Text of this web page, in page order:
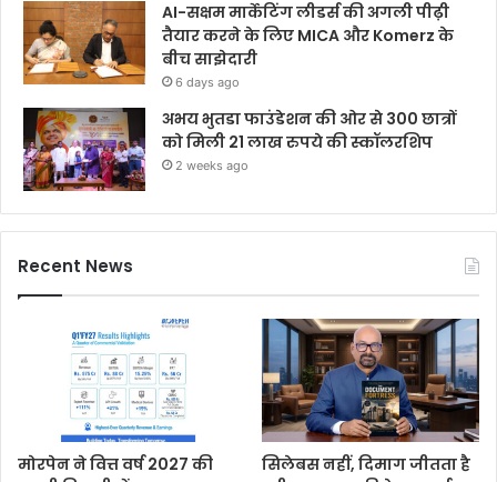
AI-सक्षम मार्केटिंग लीडर्स की अगली पीढ़ी
तैयार करने के लिए MICA और Komerz के
बीच साझेदारी
6 days ago
अभय भुतडा फाउंडेशन की ओर से 300 छात्रों
को मिली 21 लाख रुपये की स्कॉलरशिप
2 weeks ago
Recent News
मोरपेन ने वित्त वर्ष 2027 की
सिलेबस नहीं, दिमाग जीतता है